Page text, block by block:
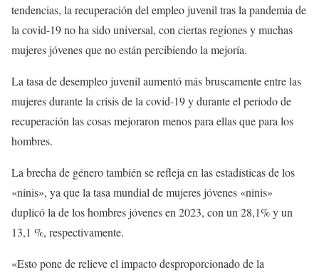
tendencias, la recuperación del empleo juvenil tras la pandemia de
la covid-19 no ha sido universal, con ciertas regiones y muchas
mujeres jóvenes que no están percibiendo la mejoría.
La tasa de desempleo juvenil aumentó más bruscamente entre las
mujeres durante la crisis de la covid-19 y durante el periodo de
recuperación las cosas mejoraron menos para ellas que para los
hombres.
La brecha de género también se refleja en las estadísticas de los
«ninis», ya que la tasa mundial de mujeres jóvenes «ninis»
duplicó la de los hombres jóvenes en 2023, con un 28,1% y un
13,1 %, respectivamente.
«Esto pone de relieve el impacto desproporcionado de la